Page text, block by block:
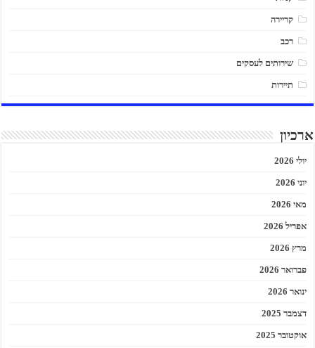
קריירה
רכב
שירותים לעסקים
תיירות
ארכיון
יולי 2026
יוני 2026
מאי 2026
אפריל 2026
מרץ 2026
פברואר 2026
ינואר 2026
דצמבר 2025
אוקטובר 2025